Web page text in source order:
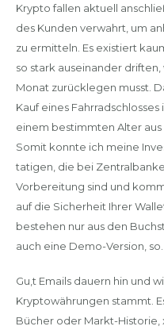
Krypto fallen aktuell
des Kunden verwahrt, um
zu ermitteln. Es existiert
so stark auseinander
Monat zurücklegen musst.
Kauf eines
einem bestimmten Alter
Somit konnte ich meine
tatigen, die bei
Vorbereitung sind und
auf die Sicherheit Ihrer
bestehen nur aus den
auch eine Demo-Version, so.
Gu,t Emails dauern hin und
Kryptowährungen stammt.
Bücher oder Markt-Historie,